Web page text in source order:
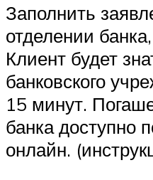
Заполнить
отделении
Клиент будет
банковского
15 минут.
банка доступно
онлайн.